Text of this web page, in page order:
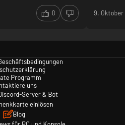
0
Es sitzt
9. Oktober
Programm
uns
Server & Bot
einlösen
Blog